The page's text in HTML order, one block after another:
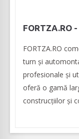
FORTZA.RO
FORTZA.RO
turn și
profesionale și
oferă o gamă
construcțiilor și